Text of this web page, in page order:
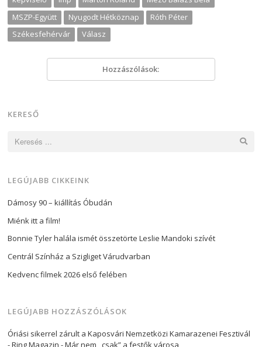
MSZP-Együtt
Nyugodt Hétköznap
Róth Péter
Székesfehérvár
Válasz
Hozzászólások:
KERESŐ
LEGÚJABB CIKKEINK
Dámosy 90 – kiállítás Óbudán
Miénk itt a film!
Bonnie Tyler halála ismét összetörte Leslie Mandoki szívét
Centrál Színház a Szigliget Várudvarban
Kedvenc filmek 2026 első felében
LEGÚJABB HOZZÁSZÓLÁSOK
Óriási sikerrel zárult a Kaposvári Nemzetközi Kamarazenei Fesztivál
- Ring Magazin -Már nem ,,csak” a festők városa